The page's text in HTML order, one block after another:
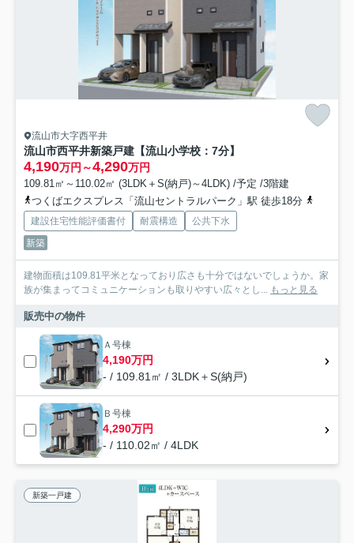
流山市大字西平井
流山市西平井新築戸建【流山小学校：7分】
4,190万円～4,290万円
109.81㎡～110.02㎡ (3LDK＋S(納戸)～4LDK) /予定 /3階建
つくばエクスプレス「流山セントラルパーク」駅 徒歩18分
建設住宅性能評価書付 耐震構造
公共下水
新築
建物面積は109.81平米となっており広さも十分ではないでしょうか。家
族が集まってコミュニケーションも取りやすい広々とし... もっと見る
販売中の物件
Ａ号棟
4,190万円
- / 109.81㎡ / 3LDK＋S(納戸)
Ｂ号棟
4,290万円
- / 110.02㎡ / 4LDK
新築一戸建